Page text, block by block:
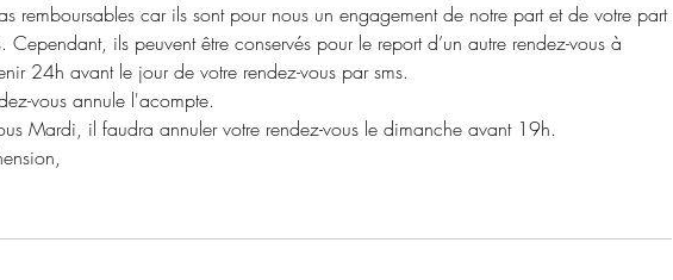
remboursables car ils sont pour nous un engagement de notre part et de votre part
Cependant, ils peuvent être conservés pour le report d’un autre rendez-vous à
24h avant le jour de votre rendez-vous par sms.
vous annule l'acompte.
Mardi, il faudra annuler votre rendez-vous le dimanche avant 19h.